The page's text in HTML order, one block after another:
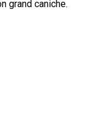
grand caniche.